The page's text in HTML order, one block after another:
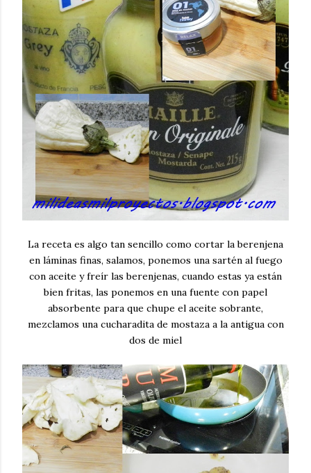
La receta es algo tan sencillo como cortar la berenjena
en láminas finas, salamos, ponemos una sartén al fuego
con aceite y freír las berenjenas, cuando estas ya están
bien fritas, las ponemos en una fuente con papel
absorbente para que chupe el aceite sobrante,
mezclamos una cucharadita de mostaza a la antigua con
dos de miel